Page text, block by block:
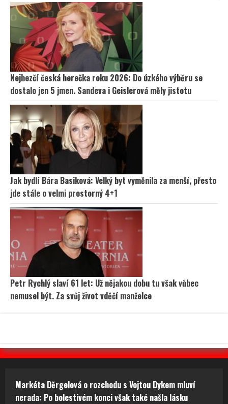
Nejhezčí česká herečka roku 2026: Do úzkého výběru se
dostalo jen 5 jmen. Sandeva i Geislerová měly jistotu
Jak bydlí Bára Basiková: Velký byt vyměnila za menší, přesto
jde stále o velmi prostorný 4+1
Petr Rychlý slaví 61 let: Už nějakou dobu tu však vůbec
nemusel být. Za svůj život vděčí manželce
Markéta Děrgelová o rozchodu s Vojtou Dykem mluví
nerada: Po bolestivém konci však také našla lásku